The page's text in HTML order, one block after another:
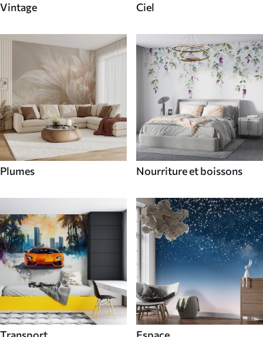
Vintage Ciel
Plumes Nourriture et boissons